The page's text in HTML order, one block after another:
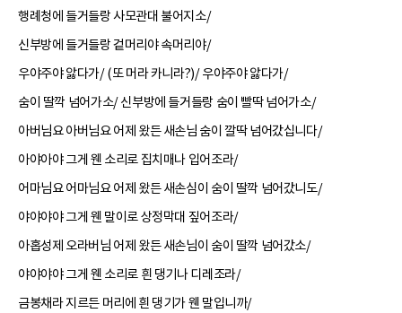
행례청에 들거들랑 사모관대 불어지소/
신부방에 들거들랑 겉머리야 속머리야/
우야주야 앓다가/ (또 머라 카니라?)/ 우야주야 앓다가/
숨이 딸깍 넘어가소/ 신부방에 들거들랑 숨이 빨딱 넘어가소/
아버님요 아버님요 어제 왔든 새손님 숨이 깔딱 넘어갔십니다/
아야아야 그게 웬 소리로 집치매나 입어조라/
어마님요 어마님요 어제 왔든 새손심이 숨이 딸깍 넘어갔니도/
야야야야 그게 웬 말이로 상정막대 짚어조라/
아홉성제 오라버님 어제 왔든 새손님이 숨이 딸깍 넘어갔소/
야야야야 그게 웬 소리로 흰 댕기나 디레조라/
금봉채라 지르든 머리에 흰 댕기가 웬 말입니까/